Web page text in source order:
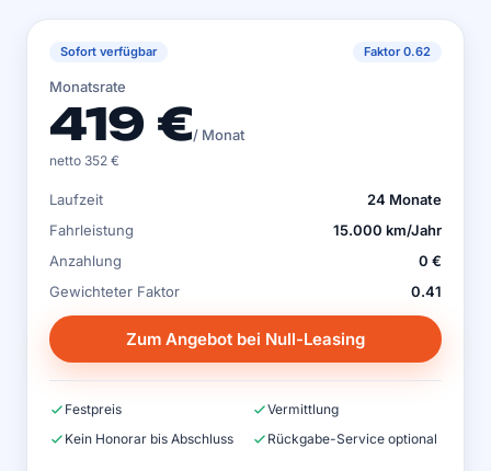
Sofort verfügbar Faktor 0.62
Monatsrate
419 €/ Monat
netto 352 €
Laufzeit
24 Monate
Fahrleistung
15.000 km/Jahr
Anzahlung
0 €
Gewichteter Faktor
0.41
Zum Angebot bei Null-Leasing
Festpreis
Vermittlung
Kein Honorar bis Abschluss
Rückgabe-Service optional